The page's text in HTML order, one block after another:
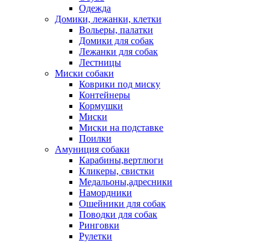
Одежда
Домики, лежанки, клетки
Вольеры, палатки
Домики для собак
Лежанки для собак
Лестницы
Миски собаки
Коврики под миску
Контейнеры
Кормушки
Миски
Миски на подставке
Поилки
Амуниция собаки
Карабины,вертлюги
Кликеры, свистки
Медальоны,адресники
Намордники
Ошейники для собак
Поводки для собак
Ринговки
Рулетки